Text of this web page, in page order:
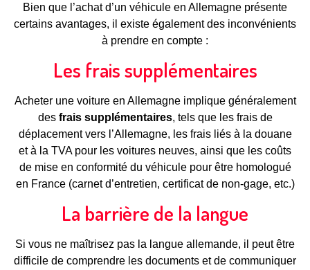
Bien que l’achat d’un véhicule en Allemagne présente
certains avantages, il existe également des inconvénients
à prendre en compte :
Les frais supplémentaires
Acheter une voiture en Allemagne implique généralement
desfrais supplémentaires, tels que les frais de
déplacement vers l’Allemagne, les frais liés à la douane
et à la TVA pour les voitures neuves, ainsi que les coûts
de mise en conformité du véhicule pour être homologué
en France (carnet d’entretien, certificat de non-gage, etc.)
La barrière de la langue
Si vous ne maîtrisez pas la langue allemande, il peut être
difficile de comprendre les documents et de communiquer